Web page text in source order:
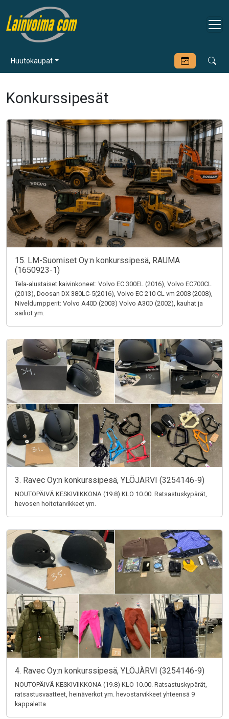
Huutokaupat
Konkurssipesät
15. LM-Suomiset Oy:n konkurssipesä, RAUMA
(1650923-1)
Tela-alustaiset kaivinkoneet: Volvo EC 300EL (2016), Volvo EC700CL
(2013), Doosan DX 380LC-5(2016), Volvo EC 210 CL vm 2008 (2008),
Niveldumpperit: Volvo A40D (2003) Volvo A30D (2002), kauhat ja
säiliöt ym.
3. Ravec Oy:n konkurssipesä, YLÖJÄRVI (3254146-9)
NOUTOPÄIVÄ KESKIVIIKKONA (19.8) KLO 10.00. Ratsastuskypärät,
hevosen hoitotarvikkeet ym.
4. Ravec Oy:n konkurssipesä, YLÖJÄRVI (3254146-9)
NOUTOPÄIVÄ KESKIVIIKKONA (19.8) KLO 10.00. Ratsastuskypärät,
ratsastusvaatteet, heinäverkot ym. hevostarvikkeet yhteensä 9
kappaletta